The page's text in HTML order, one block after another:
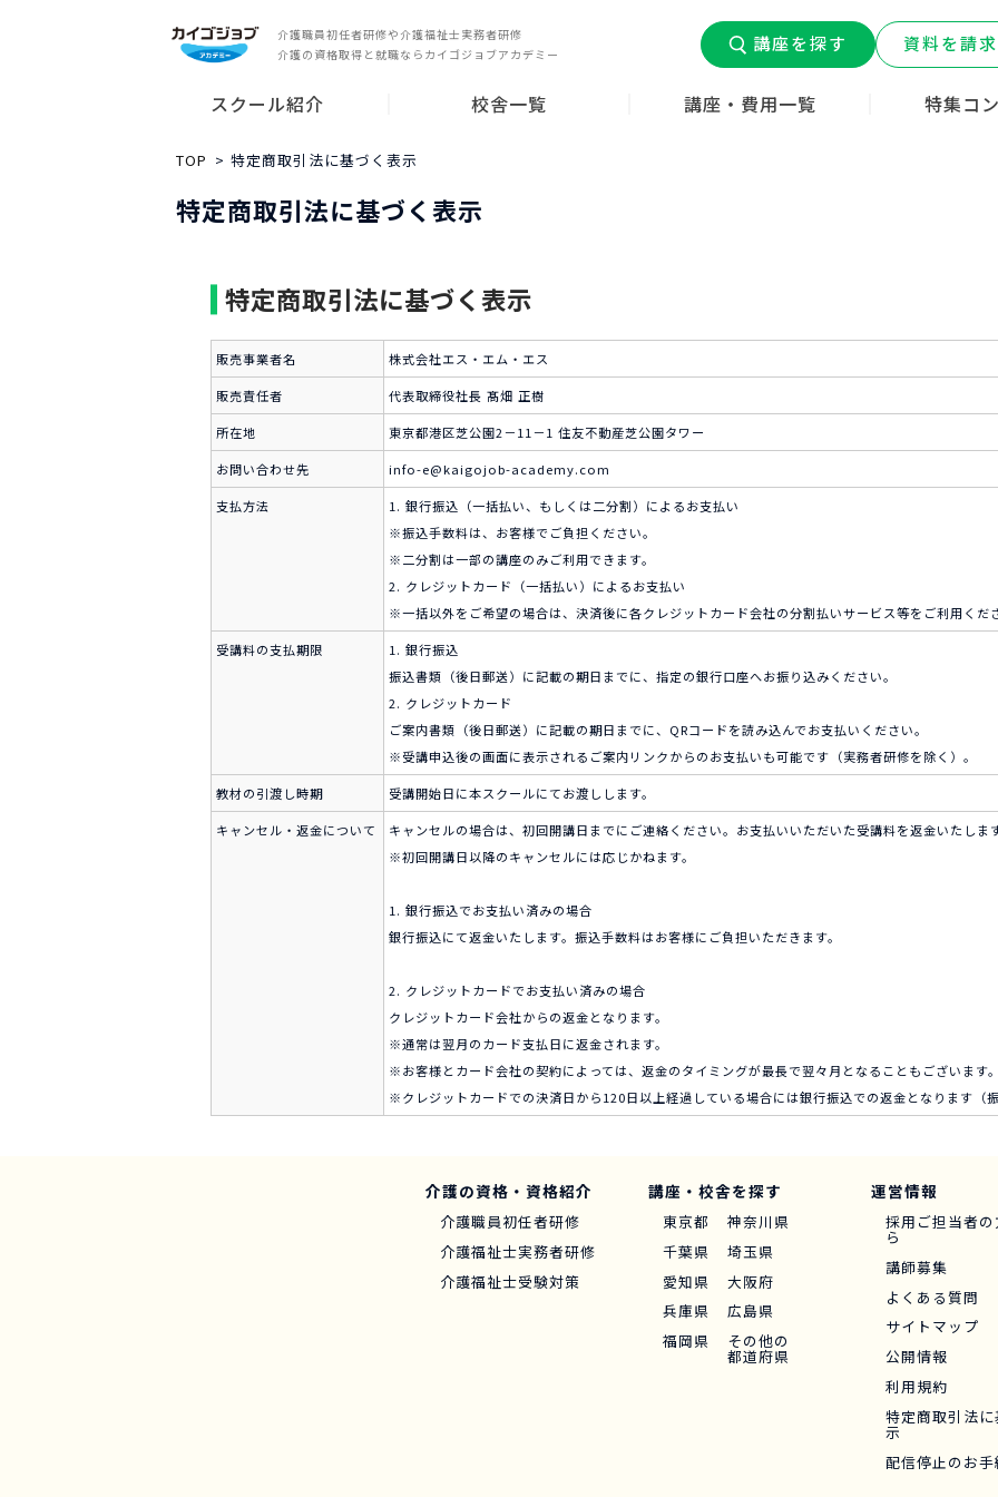
介護職員初任者研修や介護福祉士実務者研修
介護の資格取得と就職ならカイゴジョブアカデミー
講座を探す 資料を請
スクール紹介
スクールの特長
就業サポート
講師紹介
無料説明会
校舎一覧
東京都
神奈川県
千葉県
埼玉県
愛知県
大阪府
兵庫県
広島県
福岡県
その他の都道府県
講座・費用一覧 特集コ
TOP 特定商取引法に基づく表示
特定商取引法に基づく表示
特定商取引法に基づく表示
販売事業者名 株式会社エス・エム・エス
販売責任者 代表取締役社長 髙畑 正樹
所在地 東京都港区芝公園2－11－1 住友不動産芝公園タワー
お問い合わせ先 info-e@kaigojob-academy.com
支払方法
1. 銀行振込（一括払い、もしくは二分割）によるお支払い
※振込手数料は、お客様でご負担ください。
※二分割は一部の講座のみご利用できます。
2. クレジットカード（一括払い）によるお支払い
※一括以外をご希望の場合は、決済後に各クレジットカード会社の分割払いサービス等をご利用くだ
受講料の支払期限
1. 銀行振込
振込書類（後日郵送）に記載の期日までに、指定の銀行口座へお振り込みください。
2. クレジットカード
ご案内書類（後日郵送）に記載の期日までに、QRコードを読み込んでお支払いください。
※受講申込後の画面に表示されるご案内リンクからのお支払いも可能です（実務者研修を除く）。
教材の引渡し時期 受講開始日に本スクールにてお渡しします。
キャンセル・返金について
キャンセルの場合は、初回開講日までにご連絡ください。お支払いいただいた受講料を返金いたします
※初回開講日以降のキャンセルには応じかねます。
1. 銀行振込でお支払い済みの場合
銀行振込にて返金いたします。振込手数料はお客様にご負担いただきます。
2. クレジットカードでお支払い済みの場合
クレジットカード会社からの返金となります。
※通常は翌月のカード支払日に返金されます。
※お客様とカード会社の契約によっては、返金のタイミングが最長で翌々月となることもございます
※クレジットカードでの決済日から120日以上経過している場合には銀行振込での返金となります（
介護の資格・資格紹介
介護職員初任者研修
介護福祉士実務者研修
介護福祉士受験対策
講座・校舎を探す
東京都
神奈川県
千葉県
埼玉県
愛知県
大阪府
兵庫県
広島県
福岡県
その他の
都道府県
運営情報
採用ご担当者の
ら
講師募集
よくある質問
サイトマップ
公開情報
利用規約
特定商取引法に
示
配信停止のお手